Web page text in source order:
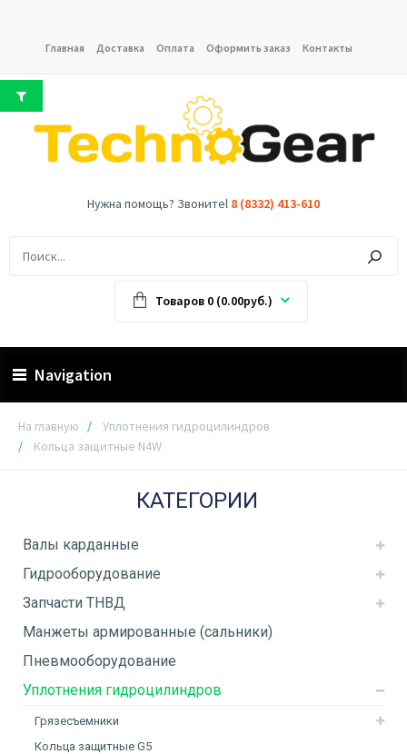
Главная Доставка Оплата Оформить заказ Контакты
Нужна помощь? Звонитеl 8 (8332) 413-610
Товаров 0 (0.00руб.)
Navigation
На главную
Уплотнения гидроцилиндров
Кольца защитные N4W
КАТЕГОРИИ
Валы карданные
Гидрооборудование
Запчасти ТНВД
Манжеты армированные (сальники)
Пневмооборудование
Уплотнения гидроцилиндров
Грязесъемники
Кольца защитные G5